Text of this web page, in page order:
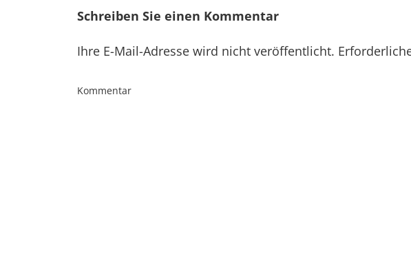
Schreiben Sie einen Kommentar
Ihre E-Mail-Adresse wird nicht veröffentlicht.
Kommentar